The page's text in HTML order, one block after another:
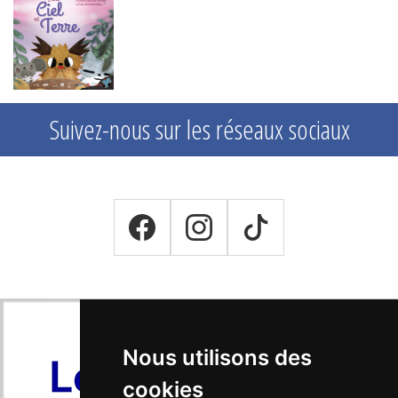
Nous utilisons des
cookies
Suivez-nous sur les réseaux sociaux